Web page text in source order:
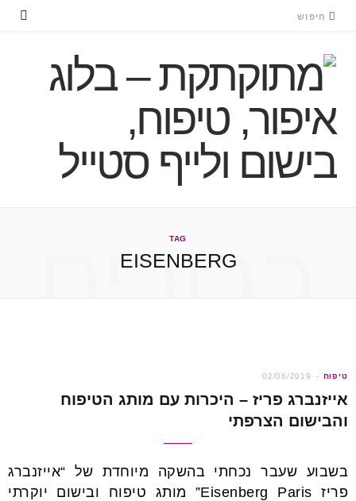
TAG
EISENBERG
ברוכים
הבאים טיפוח 02/06/2019
אייזנברג פריז – היכרות עם מותג הטיפוח
והבישום הצרפתי
בשבוע שעבר נכחתי בהשקה מיוחדת של “אייזנברג
פריז Eisenberg Paris” מותג טיפוח ובישום יוקרתי